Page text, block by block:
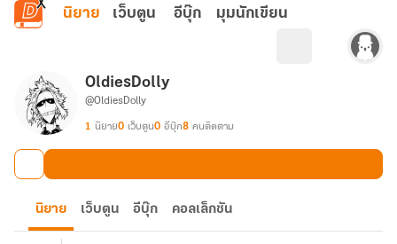
ข้ามไปยังเนื้อหาหลัก
นิยาย เว็บตูน อีบุ๊ก มุมนักเขียน
OldiesDolly
@OldiesDolly
1 นิยาย0 เว็บตูน0 อีบุ๊ก8 คนติดตาม
นิยาย เว็บตูน อีบุ๊ก คอลเล็กชัน